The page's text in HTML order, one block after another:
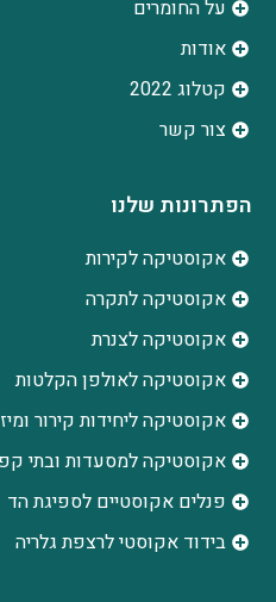
על החומרים
אודות
קטלוג 2022
צור קשר
הפתרונות שלנו
אקוסטיקה לקירות
אקוסטיקה לתקרה
אקוסטיקה לצנרת
אקוסטיקה לאולפן הקלטות
‫אקוסטיקה ליחידות קירור
אקוסטיקה למסעדות ובתי
פנלים אקוסטיים לספיגת הד
בידוד אקוסטי לרצפת גלריה